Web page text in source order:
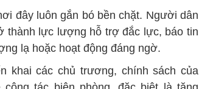
đây luôn gắn bó bền chặt. Người dân
thành lực lượng hỗ trợ đắc lực, báo tin
lạ hoặc hoạt động đáng ngờ.
khai các chủ trương, chính sách của